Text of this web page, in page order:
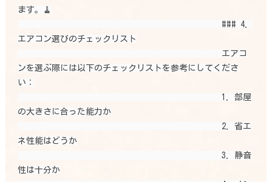
ます。🧹
エアコン選びのチェックリスト
ンを選ぶ際には以下のチェックリストを参考にしてくださ
い：
の大きさに合った能力か
ネ性能はどうか
性は十分か